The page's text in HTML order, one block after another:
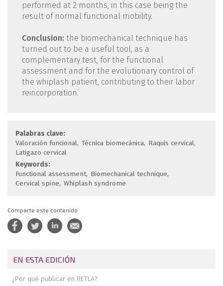
performed at 2 months, in this case being the
result of normal functional mobility.
Conclusion: the biomechanical technique has
turned out to be a useful tool, as a
complementary test, for the functional
assessment and for the evolutionary control of
the whiplash patient, contributing to their labor
reincorporation.
Palabras clave:
Valoración funcional Técnica biomecánica Raquis cervical
Latigazo cervical
Keywords:
Functional assessment Biomechanical technique
Cervical spine Whiplash syndrome
Comparte este contenido
EN ESTA EDICIÓN
¿Por qué publicar en RETLA?